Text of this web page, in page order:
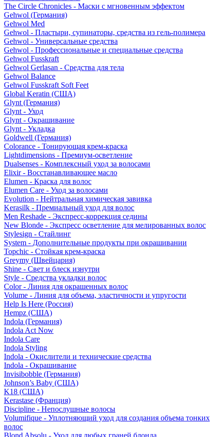
The Circle Chronicles - Маски с мгновенным эффектом
Gehwol (Германия)
Gehwol Med
Gehwol - Пластыри, супинаторы, средства из гель-полимера
Gehwol - Универсальные средства
Gehwol - Профессиональные и специальные средства
Gehwol Fusskraft
Gehwol Gerlasan - Средства для тела
Gehwol Balance
Gehwol Fusskraft Soft Feet
Global Keratin (США)
Glynt (Германия)
Glynt - Уход
Glynt - Окрашивание
Glynt - Укладка
Goldwell (Германия)
Colorance - Тонирующая крем-краска
Lightdimensions - Премиум-осветление
Dualsenses - Комплексный уход за волосами
Elixir - Восстанавливающее масло
Elumen - Краска для волос
Elumen Care - Уход за волосами
Evolution - Нейтральная химическая завивка
Kerasilk - Премиальный уход для волос
Men Reshade - Экспресс-коррекция седины
New Blonde - Экспресс осветление для мелированных волос
Stylesign - Стайлинг
System - Дополнительные продукты при окрашивании
Topchic - Стойкая крем-краска
Greymy (Швейцария)
Shine - Свет и блеск изнутри
Style - Средства укладки волос
Color - Линия для окрашенных волос
Volume - Линия для объема, эластичности и упругости
Help Is Here (Россия)
Hempz (США)
Indola (Германия)
Indola Act Now
Indola Care
Indola Styling
Indola - Окислители и технические средства
Indola - Окрашивание
Invisibobble (Германия)
Johnson’s Baby (США)
K18 (США)
Kerastase (Франция)
Discipline - Непослушные волосы
Volumifique - Уплотняющий уход для создания объема тонких
волос
Blond Absolu - Уход для любых граней блонда